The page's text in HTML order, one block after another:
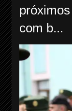
com b...